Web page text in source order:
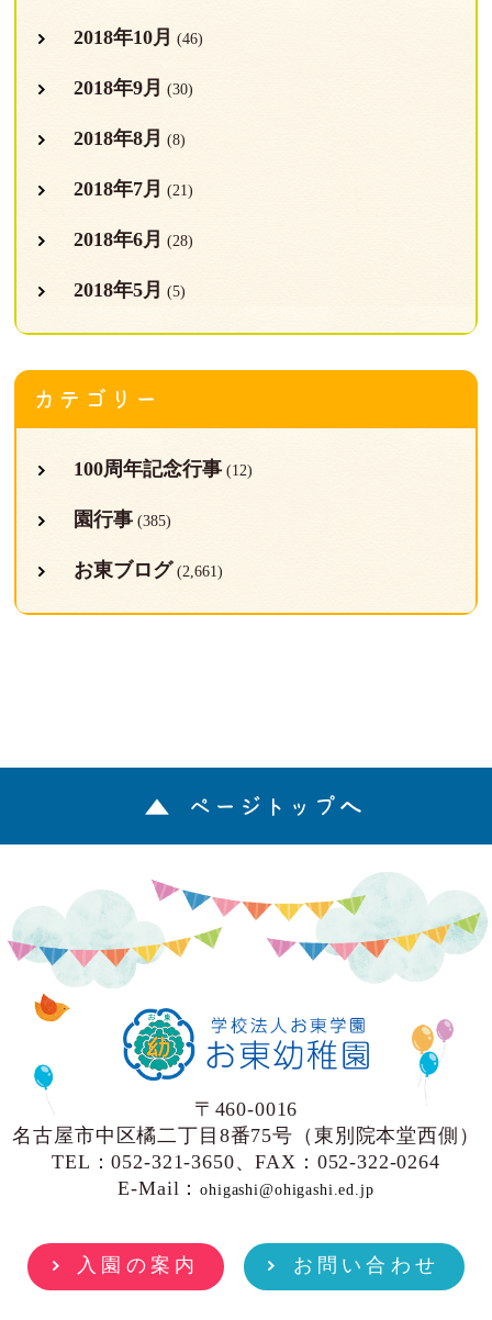
2018年10月 (46)
2018年9月 (30)
2018年8月 (8)
2018年7月 (21)
2018年6月 (28)
2018年5月 (5)
カテゴリー
100周年記念行事(12)
園行事(385)
お東ブログ (2,661)
ページトップへ
〒460-0016
名古屋市中区橘二丁目8番75号（東別院本堂西側）
TEL：052-321-3650、FAX：052-322-0264
E-Mail：ohigashi@ohigashi.ed.jp
入園の案内 お問い合わせ